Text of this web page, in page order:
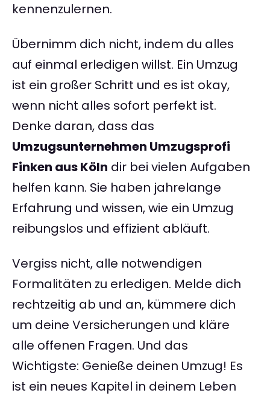
kennenzulernen.
Übernimm dich nicht, indem du alles
auf einmal erledigen willst. Ein Umzug
ist ein großer Schritt und es ist okay,
wenn nicht alles sofort perfekt ist.
Denke daran, dass das
Umzugsunternehmen Umzugsprofi
Finken aus Köln dir bei vielen Aufgaben
helfen kann. Sie haben jahrelange
Erfahrung und wissen, wie ein Umzug
reibungslos und effizient abläuft.
Vergiss nicht, alle notwendigen
Formalitäten zu erledigen. Melde dich
rechtzeitig ab und an, kümmere dich
um deine Versicherungen und kläre
alle offenen Fragen. Und das
Wichtigste: Genieße deinen Umzug! Es
ist ein neues Kapitel in deinem Leben